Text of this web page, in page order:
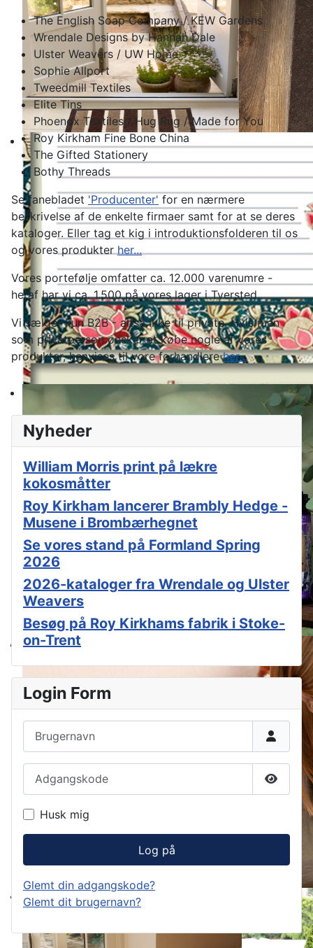
The English Soap Company / KEW Gardens
Wrendale Designs by Hannah Dale
Ulster Weavers / UW Home
Sophie Allport
Tweedmill Textiles
Elite Tins
Phoenox Textiles / Hug Rug / Made for You
Roy Kirkham Fine Bone China
The Gifted Stationery
Bothy Threads
Se fanebladet 'Producenter' for en nærmere
beskrivelse af de enkelte firmaer samt for at se deres
kataloger. Eller tag et kig i introduktionsfolderen til os
og vores produkterher...
Vores portefølje omfatter ca. 12.000 varenumre -
heraf har vi ca. 1.500 på vores lager i Tversted.
Vi sælger kun B2B - altså ikke til private. Hvis man
som privatperson ønsker at købe nogle af vores
produkter, henvises til vore forhandlereher...
Nyheder
William Morris print på lækre
kokosmåtter
Roy Kirkham lancerer Brambly Hedge -
Musene i Brombærhegnet
Se vores stand på Formland Spring
2026
2026-kataloger fra Wrendale og Ulster
Weavers
Besøg på Roy Kirkhams fabrik i Stoke-
on-Trent
Login Form
Vis
Husk mig
Log på
Glemt din adgangskode?
Glemt dit brugernavn?